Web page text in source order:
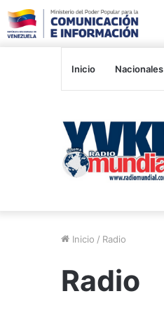
Inicio Nacionales
Inicio / Radio
Radio